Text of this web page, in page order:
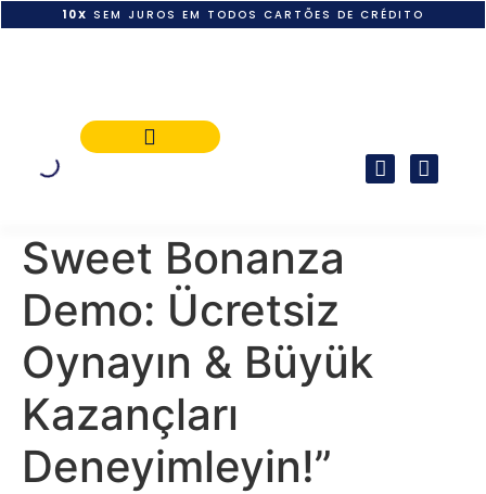
10X SEM JUROS EM TODOS CARTÕES DE CRÉDITO
Sweet Bonanza
Demo: Ücretsiz
Oynayın & Büyük
Kazançları
Deneyimleyin!”